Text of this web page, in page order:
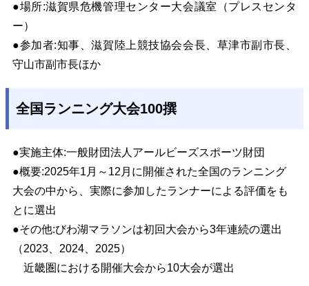
●場所:滋賀県危機管理センター大会議室（プレスセンタ
ー）
●参加者:知事、滋賀陸上競技協会会長、草津市副市長、
守山市副市長ほか
全国ランニング大会100撰
●実施主体:一般財団法人アールビーズスポーツ財団
●概要:2025年1月～12月に開催された全国のランニング
大会の中から、実際に参加したランナーによる評価をも
とに選出
●その他:びわ湖マラソンは初回大会から3年連続の選出
（2023、2024、2025）
近畿圏における開催大会から10大会が選出